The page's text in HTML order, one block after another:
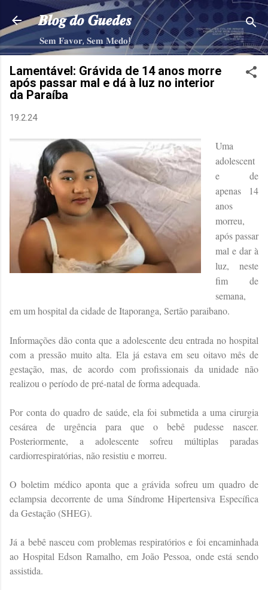
Pular para o conteúdo principal
𝑩𝒍𝒐𝒈 𝒅𝒐 𝑮𝒖𝒆𝒅𝒆𝒔
𝐒𝐞𝐦 𝐅𝐚𝐯𝐨𝐫, 𝐒𝐞𝐦 𝐌𝐞𝐝𝐨!
Lamentável: Grávida de 14 anos morre
após passar mal e dá à luz no interior
da Paraíba
19.2.24
Uma
adolescent
e de
apenas 14
anos
morreu,
após passar
mal e dar à
luz, neste
fim de
semana,
em um hospital da cidade de Itaporanga, Sertão paraibano.
Informações dão conta que a adolescente deu entrada no hospital
com a pressão muito alta. Ela já estava em seu oitavo mês de
gestação, mas, de acordo com profissionais da unidade não
realizou o período de pré-natal de forma adequada.
Por conta do quadro de saúde, ela foi submetida a uma cirurgia
cesárea de urgência para que o bebê pudesse nascer.
Posteriormente, a adolescente sofreu múltiplas paradas
cardiorrespiratórias, não resistiu e morreu.
O boletim médico aponta que a grávida sofreu um quadro de
eclampsia decorrente de uma Síndrome Hipertensiva Específica
da Gestação (SHEG).
Já a bebê nasceu com problemas respiratórios e foi encaminhada
ao Hospital Edson Ramalho, em João Pessoa, onde está sendo
assistida.